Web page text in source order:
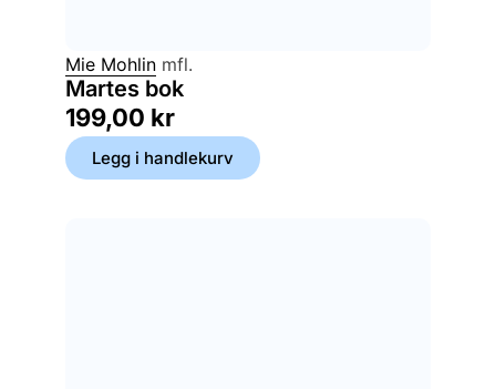
Mie Mohlin mfl.
Martes bok
199,00 kr
Legg i handlekurv